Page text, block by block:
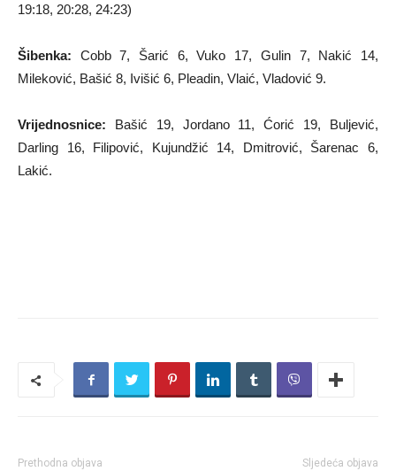
19:18, 20:28, 24:23)
Šibenka: Cobb 7, Šarić 6, Vuko 17, Gulin 7, Nakić 14,
Mileković, Bašić 8, Ivišić 6, Pleadin, Vlaić, Vladović 9.
Vrijednosnice: Bašić 19, Jordano 11, Ćorić 19, Buljević,
Darling 16, Filipović, Kujundžić 14, Dmitrović, Šarenac 6,
Lakić.
Prethodna objava Sljedeća objava